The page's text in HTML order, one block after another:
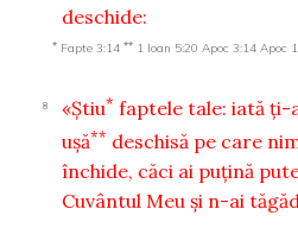
deschide:
* Fapte 3:14 ** 1 Ioan 5:20 Apoc 3:14 Apoc
8 «Ştiu* faptele tale: iată ţi-
uşă** deschisă pe care
închide, căci ai puţină
Cuvântul Meu şi n-ai